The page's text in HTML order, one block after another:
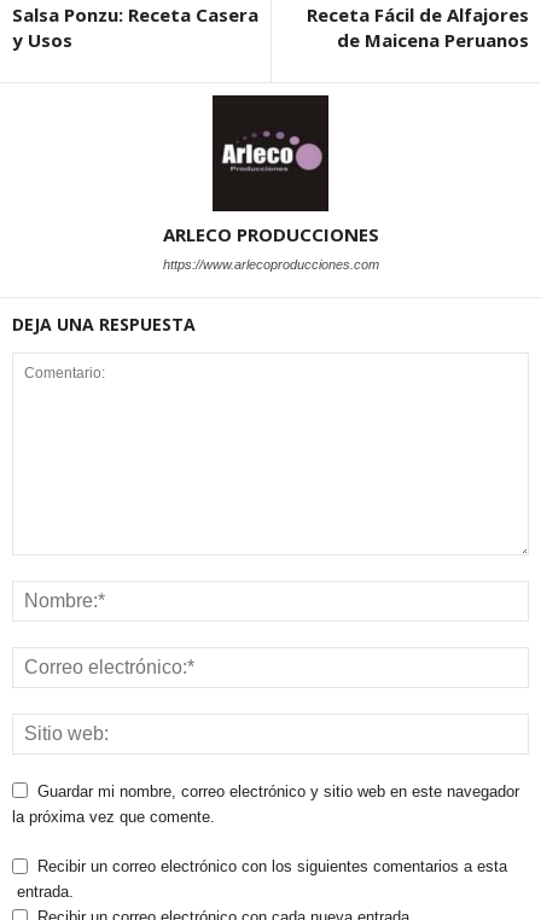
Salsa Ponzu: Receta Casera
y Usos
Receta Fácil de Alfajores
de Maicena Peruanos
ARLECO PRODUCCIONES
https://www.arlecoproducciones.com
DEJA UNA RESPUESTA
Guardar mi nombre, correo electrónico y sitio web en este navegador
la próxima vez que comente.
Recibir un correo electrónico con los siguientes comentarios a esta
entrada.